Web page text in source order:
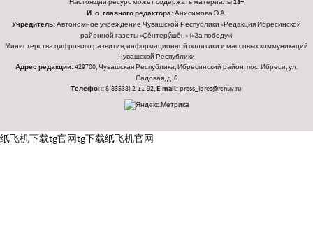
И. о. главного редактора:Анисимова Э.А.
Учредитель:Автономное учреждение Чувашской Республики «Редакция Ибресинской
районной газеты «Ҫӗнтерӳшӗн» («За победу»)
Министерства цифрового развития, информационной политики и массовых коммуникаций
Чувашской Республики
Адрес редакции:429700, Чувашская Республика, Ибресинский район, пос. Ибреси, ул.
Садовая, д. 6
Телефон:8(83538) 2-11-92,E-mail:press_ibres@rchuv.ru
纸飞机下载tg官网tg下载纸飞机官网